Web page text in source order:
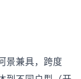
景兼具，跨度